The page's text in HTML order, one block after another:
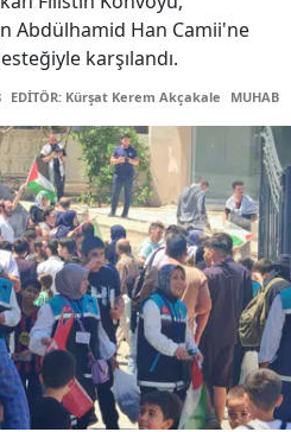
Abdülhamid Han Camii'ne
karşılandı.
EDİTÖR: Kürşat Kerem Akçakale